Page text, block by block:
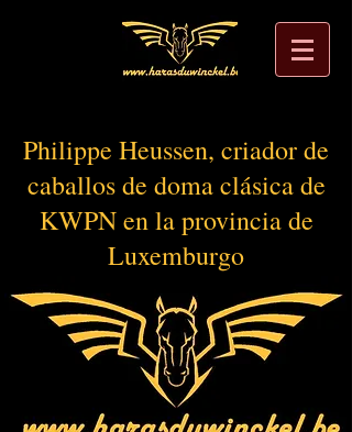
Philippe Heussen, criador de
caballos de doma clásica de
KWPN en la provincia de
Luxemburgo